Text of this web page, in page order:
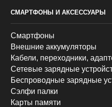
СМАРТФОНЫ И АКСЕССУАРЫ
Смартфоны
Внешние аккумуляторы
Кабели, переходники,
Сетевые зарядные
Беспроводные зарядные
Сэлфи палки
Карты памяти